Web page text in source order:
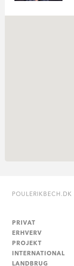
POULERIKBECH.DK
PRIVAT
ERHVERV
PROJEKT
INTERNATIONAL
LANDBRUG